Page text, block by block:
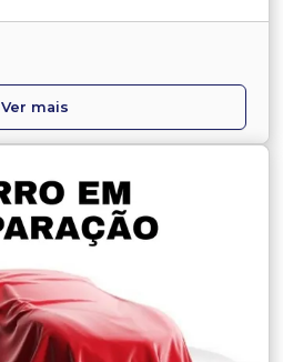
Ver mais